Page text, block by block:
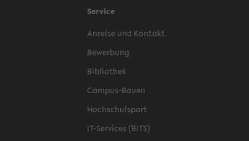
Service
Anreise und Kontakt
Bewerbung
Bibliothek
Campus-Bauen
Hochschulsport
IT-Services (BITS)